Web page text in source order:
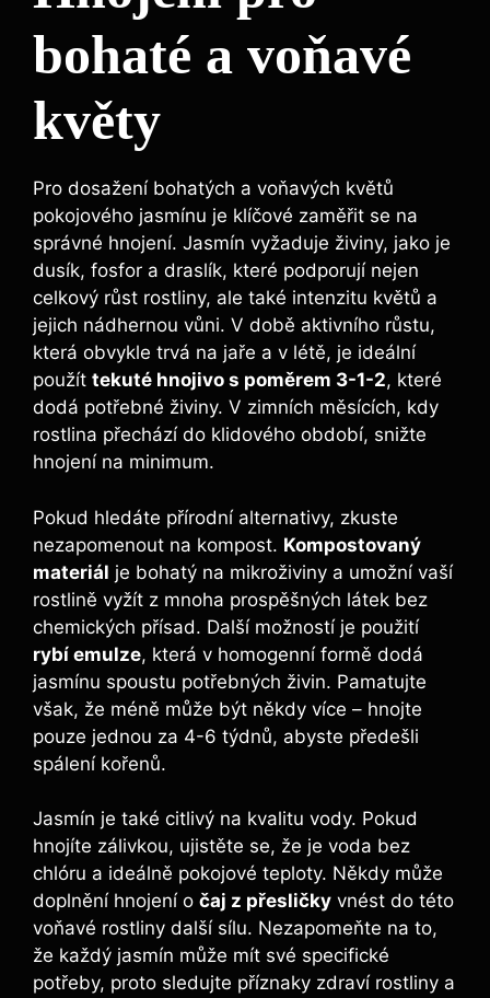
bohaté a voňavé
květy
Pro dosažení bohatých a voňavých květů
pokojového jasmínu je klíčové zaměřit se na
správné hnojení. Jasmín vyžaduje živiny, jako je
dusík, fosfor a draslík, které podporují nejen
celkový růst rostliny, ale také intenzitu květů a
jejich nádhernou vůni. V době aktivního růstu,
která obvykle trvá na jaře a v létě, je ideální
použít tekuté hnojivo s poměrem 3-1-2, které
dodá potřebné živiny. V zimních měsících, kdy
rostlina přechází do klidového období, snižte
hnojení na minimum.
Pokud hledáte přírodní alternativy, zkuste
nezapomenout na kompost. Kompostovaný
materiál je bohatý na mikroživiny a umožní vaší
rostlině vyžít z mnoha prospěšných látek bez
chemických přísad. Další možností je použití
rybí emulze, která v homogenní formě dodá
jasmínu spoustu potřebných živin. Pamatujte
však, že méně může být někdy více – hnojte
pouze jednou za 4-6 týdnů, abyste předešli
spálení kořenů.
Jasmín je také citlivý na kvalitu vody. Pokud
hnojíte zálivkou, ujistěte se, že je voda bez
chlóru a ideálně pokojové teploty. Někdy může
doplnění hnojení o čaj z přesličky vnést do této
voňavé rostliny další sílu. Nezapomeňte na to,
že každý jasmín může mít své specifické
potřeby, proto sledujte příznaky zdraví rostliny a